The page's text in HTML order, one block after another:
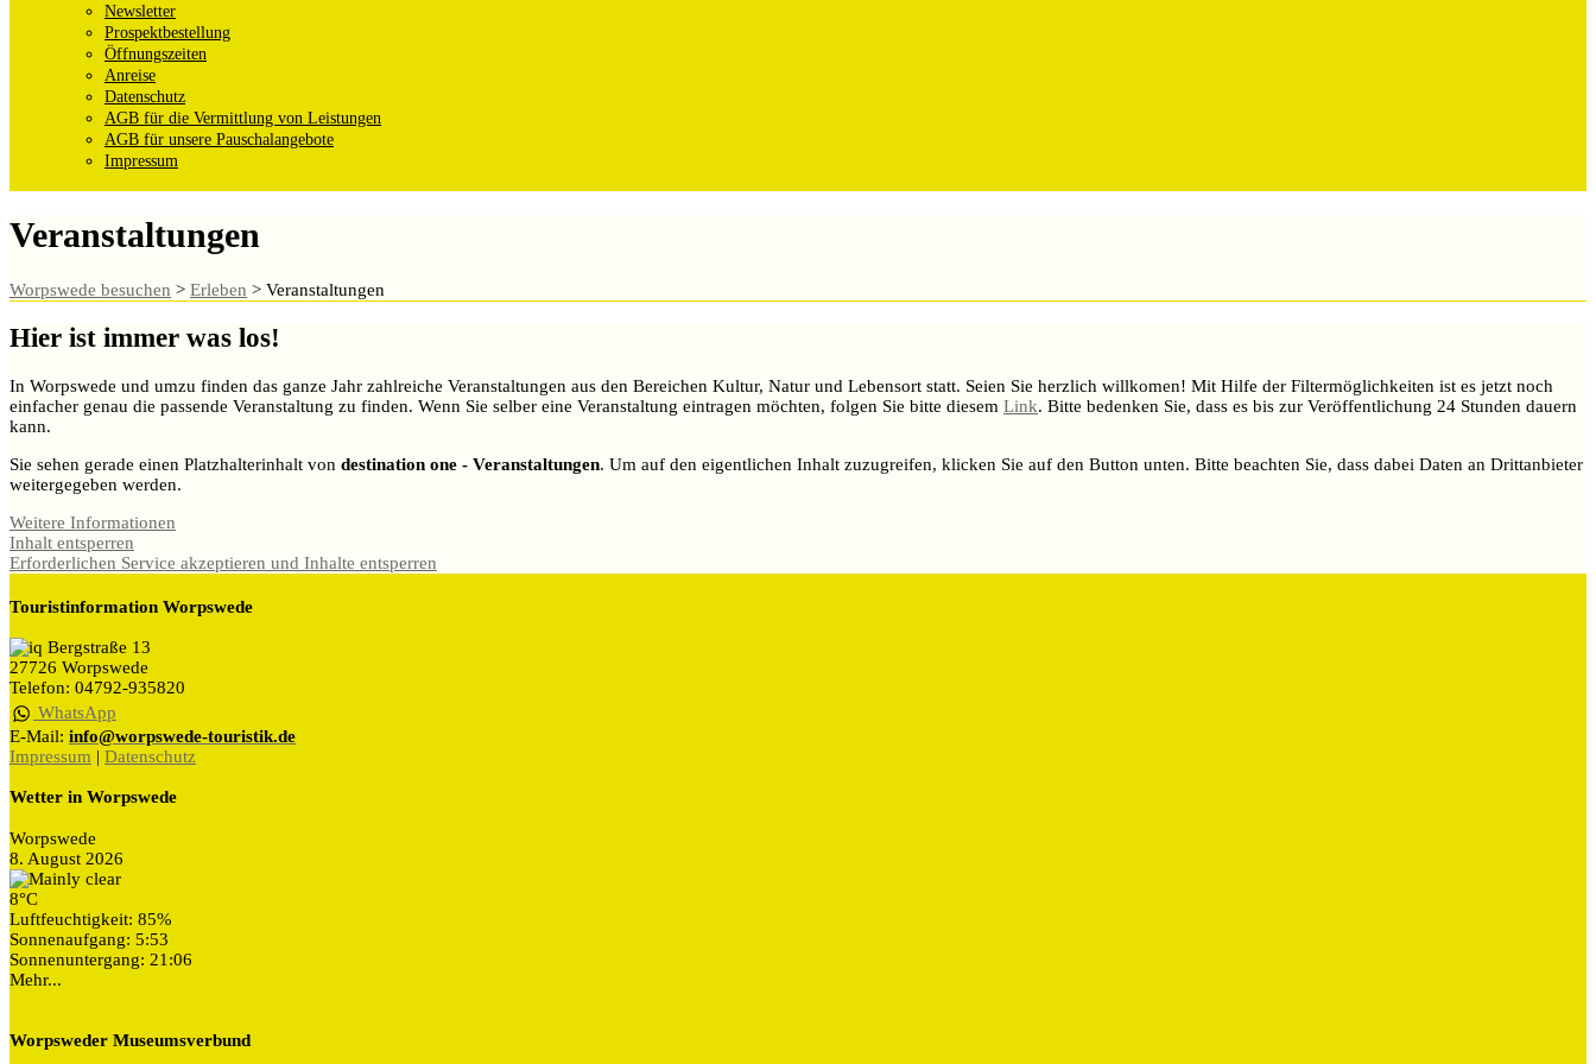
Newsletter
Prospektbestellung
Öffnungszeiten
Anreise
Datenschutz
AGB für die Vermittlung von Leistungen
AGB für unsere Pauschalangebote
Impressum
Veranstaltungen
Worpswede besuchen > Erleben > Veranstaltungen
Hier ist immer was los!
In Worpswede und umzu finden das ganze Jahr zahlreiche Veranstaltungen aus den Bereichen Kultur, Natur und Lebensort statt. Seien Sie herzlich willkomen! Mit Hilfe der Filtermöglichkeiten ist es jetzt noch
einfacher genau die passende Veranstaltung zu finden. Wenn Sie selber eine Veranstaltung eintragen möchten, folgen Sie bitte diesem Link. Bitte bedenken Sie, dass es bis zur Veröffentlichung 24 Stunden dauern
kann.
Sie sehen gerade einen Platzhalterinhalt von destination one - Veranstaltungen. Um auf den eigentlichen Inhalt zuzugreifen, klicken Sie auf den Button unten. Bitte beachten Sie, dass dabei Daten an Drittanbieter
weitergegeben werden.
Weitere Informationen
Inhalt entsperren
Erforderlichen Service akzeptieren und Inhalte entsperren
Touristinformation Worpswede
Bergstraße 13
27726 Worpswede
Telefon: 04792-935820
WhatsApp
E-Mail: info@worpswede-touristik.de
Impressum | Datenschutz
Wetter in Worpswede
Worpswede
8. August 2026
8°C
Luftfeuchtigkeit: 85%
Sonnenaufgang: 5:53
Sonnenuntergang: 21:06
Mehr...
Worpsweder Museumsverbund